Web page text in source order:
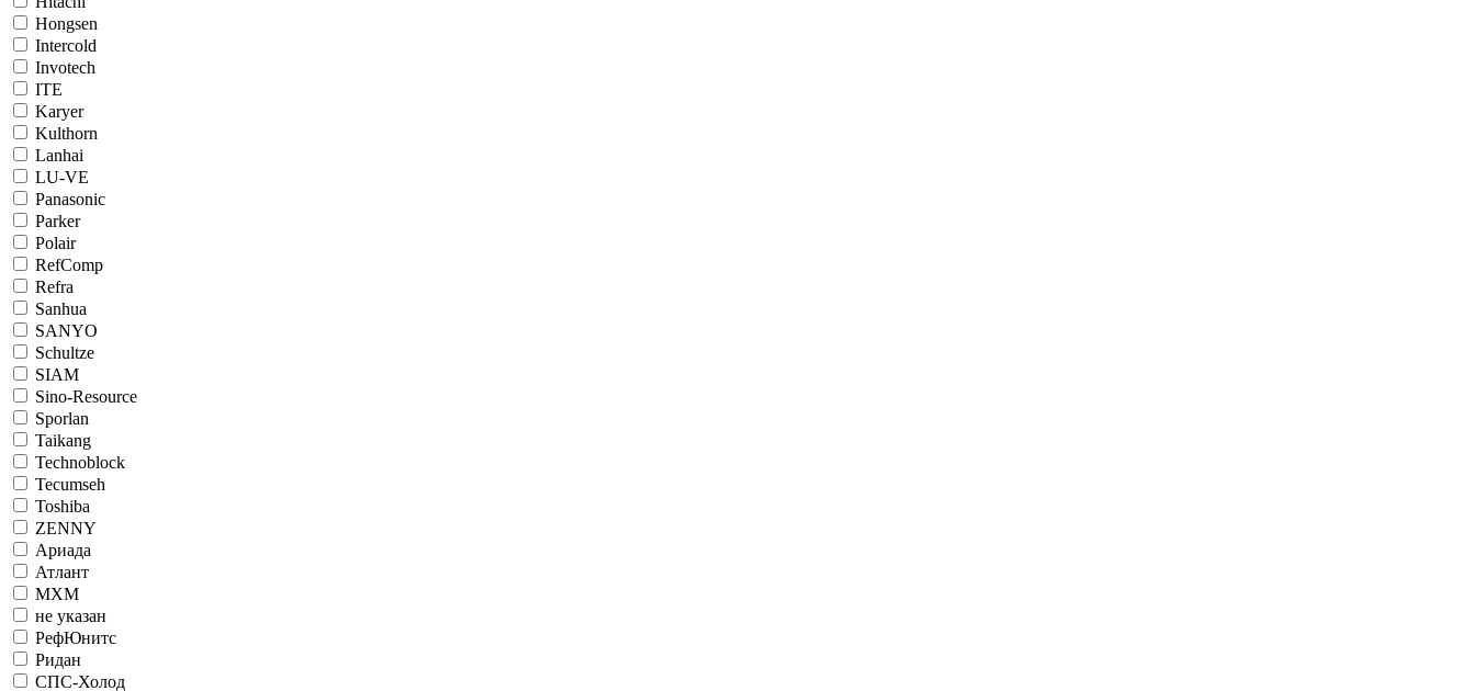
Hongsen
Intercold
Invotech
ITE
Karyer
Kulthorn
Lanhai
LU-VE
Panasonic
Parker
Polair
RefComp
Refra
Sanhua
SANYO
Schultze
SIAM
Sino-Resource
Sporlan
Taikang
Technoblock
Tecumseh
Toshiba
ZENNY
Ариада
Атлант
МХМ
не указан
РефЮнитс
Ридан
СПС-Холод